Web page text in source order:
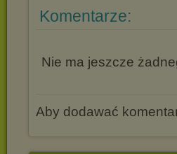
Komentarze:
Nie ma jeszcze
Aby dodawać